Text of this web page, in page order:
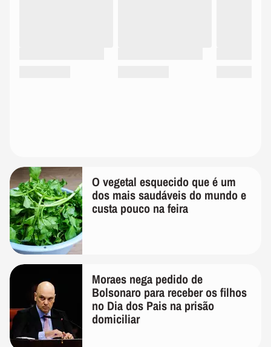
O vegetal esquecido que é um
dos mais saudáveis do mundo e
custa pouco na feira
Moraes nega pedido de
Bolsonaro para receber os filhos
no Dia dos Pais na prisão
domiciliar